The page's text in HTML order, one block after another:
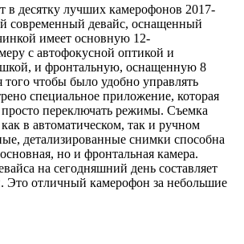
в десятку лучших камерофонов 2017-
современный девайс, оснащенный
имеет основную 12-
с автофокусной оптикой и
и фронтальную, оснащенную 8
чтобы было удобно управлять
специальное приложение, которая
просто переключать режимы. Съемка
в автоматическом, так и ручном
детализированные снимки способна
но и фронтальная камера.
на сегодняшний день составляет
Это отличный камерофон за небольшие